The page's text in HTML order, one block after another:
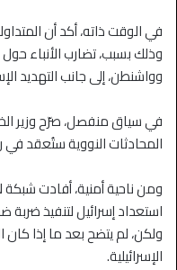
في الوقت ذاته، أكد أن
وذلك بسبب، تضارب الأنباء
وواشنطن، إلى جانب التهديد
في سياق منفصل، صرّح وزير
المحادثات النووية ستُعقد في روما
استعداد إسرائيل لتنفيذ ضربة
ولكن، لم يتضح بعد ما إذا كان
الإسرائيلية.